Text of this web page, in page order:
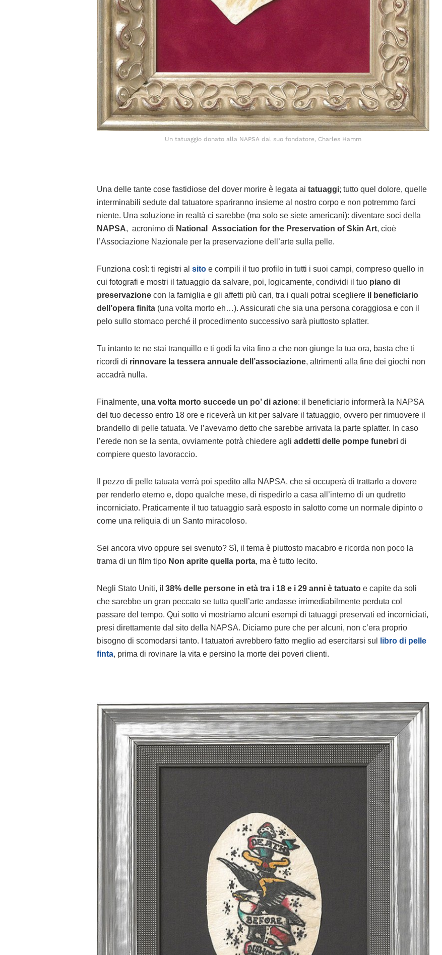
Un tatuaggio donato alla NAPSA dal suo fondatore, Charles Hamm
Una delle tante cose fastidiose del dover morire è legata ai tatuaggi; tutto quel dolore, quelle
interminabili sedute dal tatuatore spariranno insieme al nostro corpo e non potremmo farci
niente. Una soluzione in realtà ci sarebbe (ma solo se siete americani): diventare soci della
NAPSA, acronimo di National Association for the Preservation of Skin Art, cioè
l’Associazione Nazionale per la preservazione dell’arte sulla pelle.
Funziona così: ti registri al sito e compili il tuo profilo in tutti i suoi campi, compreso quello in
cui fotografi e mostri il tatuaggio da salvare, poi, logicamente, condividi il tuo piano di
preservazione con la famiglia e gli affetti più cari, tra i quali potrai scegliere il beneficiario
dell’opera finita (una volta morto eh…). Assicurati che sia una persona coraggiosa e con il
pelo sullo stomaco perché il procedimento successivo sarà piuttosto splatter.
Tu intanto te ne stai tranquillo e ti godi la vita fino a che non giunge la tua ora, basta che ti
ricordi di rinnovare la tessera annuale dell’associazione, altrimenti alla fine dei giochi non
accadrà nulla.
Finalmente, una volta morto succede un po’ di azione: il beneficiario informerà la NAPSA
del tuo decesso entro 18 ore e riceverà un kit per salvare il tatuaggio, ovvero per rimuovere il
brandello di pelle tatuata. Ve l’avevamo detto che sarebbe arrivata la parte splatter. In caso
l’erede non se la senta, ovviamente potrà chiedere agli addetti delle pompe funebri di
compiere questo lavoraccio.
Il pezzo di pelle tatuata verrà poi spedito alla NAPSA, che si occuperà di trattarlo a dovere
per renderlo eterno e, dopo qualche mese, di rispedirlo a casa all’interno di un qudretto
incorniciato. Praticamente il tuo tatuaggio sarà esposto in salotto come un normale dipinto o
come una reliquia di un Santo miracoloso.
Sei ancora vivo oppure sei svenuto? Sì, il tema è piuttosto macabro e ricorda non poco la
trama di un film tipo Non aprite quella porta, ma è tutto lecito.
Negli Stato Uniti, il 38% delle persone in età tra i 18 e i 29 anni è tatuato e capite da soli
che sarebbe un gran peccato se tutta quell’arte andasse irrimediabilmente perduta col
passare del tempo. Qui sotto vi mostriamo alcuni esempi di tatuaggi preservati ed incorniciati,
presi direttamente dal sito della NAPSA. Diciamo pure che per alcuni, non c’era proprio
bisogno di scomodarsi tanto. I tatuatori avrebbero fatto meglio ad esercitarsi sul
libro di pelle
finta, prima di rovinare la vita e persino la morte dei poveri clienti.